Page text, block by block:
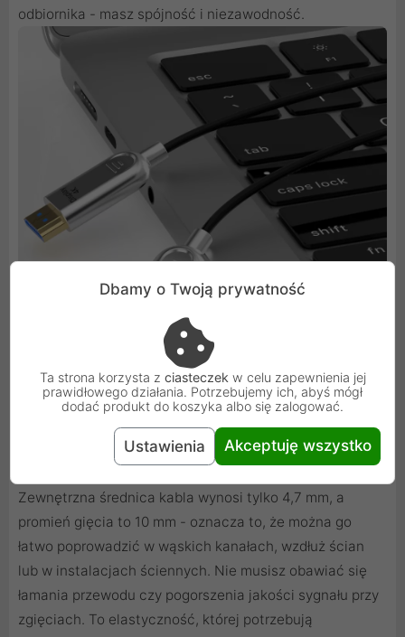
odbiornika - masz spójność i niezawodność.
Idealny do ciasnych przestrzeni i ścian
Zewnętrzna średnica kabla wynosi tylko 4,7 mm, a
promień gięcia to 10 mm - oznacza to, że można go
łatwo poprowadzić w wąskich kanałach, wzdłuż ścian
lub w instalacjach ściennych. Nie musisz obawiać się
łamania przewodu czy pogorszenia jakości sygnału przy
zgięciach. To elastyczność, której potrzebują
Dbamy o Twoją prywatność
Ta strona korzysta z ciasteczek w celu zapewnienia jej
prawidłowego działania. Potrzebujemy ich, abyś mógł
dodać produkt do koszyka albo się zalogować.
Ustawienia Akceptuję wszystko